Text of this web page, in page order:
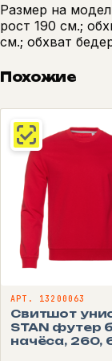
Размер на
рост 190 см.;
см.; обхват
Похожие
АРТ. 13200063
Свитшот
STAN футер
начёса, 260,